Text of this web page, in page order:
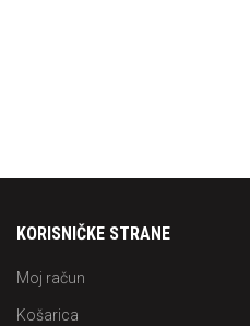
KORISNIČKE STRANE
Moj račun
Košarica